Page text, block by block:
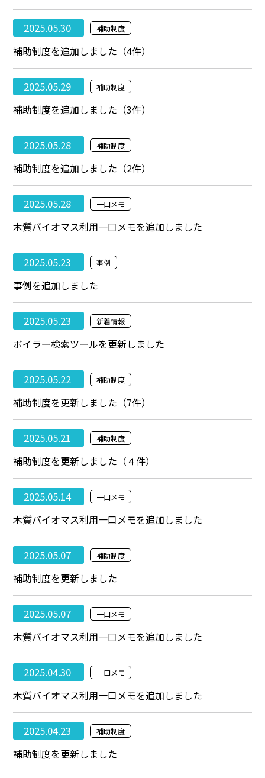
2025.05.30 補助制度
補助制度を追加しました（4件）
2025.05.29 補助制度
補助制度を追加しました（3件）
2025.05.28 補助制度
補助制度を追加しました（2件）
2025.05.28 一口メモ
木質バイオマス利用一口メモを追加しました
2025.05.23 事例
事例を追加しました
2025.05.23 新着情報
ボイラー検索ツールを更新しました
2025.05.22 補助制度
補助制度を更新しました（7件）
2025.05.21 補助制度
補助制度を更新しました（４件）
2025.05.14 一口メモ
木質バイオマス利用一口メモを追加しました
2025.05.07 補助制度
補助制度を更新しました
2025.05.07 一口メモ
木質バイオマス利用一口メモを追加しました
2025.04.30 一口メモ
木質バイオマス利用一口メモを追加しました
2025.04.23 補助制度
補助制度を更新しました